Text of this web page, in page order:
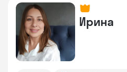
Ирина